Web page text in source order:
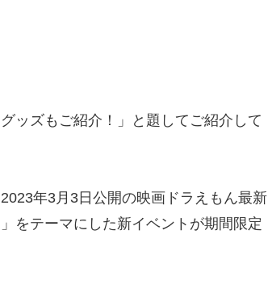
ッズもご紹介！」と題してご紹介して
年3月3日公開の映画ドラえもん最新
をテーマにした新イベントが期間限定